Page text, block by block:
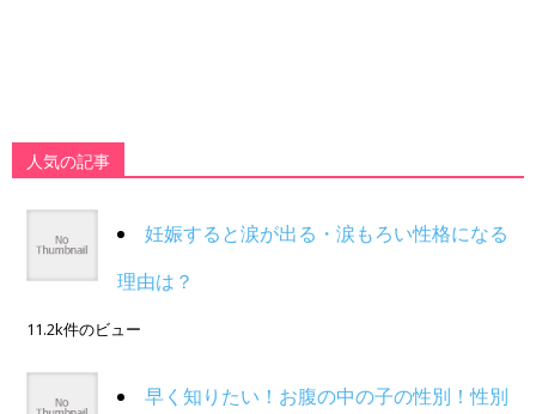
人気の記事
妊娠すると涙が出る・涙もろい性格になる
理由は？
11.2k件のビュー
早く知りたい！お腹の中の子の性別！性別